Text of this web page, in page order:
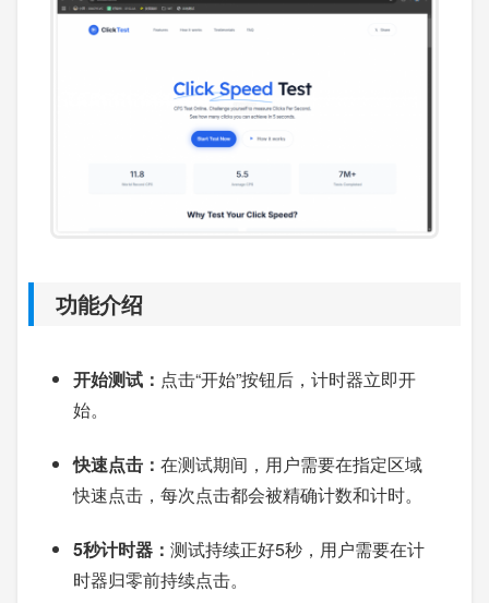
功能介绍
开始测试： 点击“开始”按钮后，计时器立即开
始。
快速点击： 在测试期间，用户需要在指定区域
快速点击，每次点击都会被精确计数和计时。
5秒计时器： 测试持续正好5秒，用户需要在计
时器归零前持续点击。